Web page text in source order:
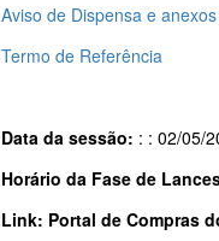
Aviso de Dispensa e anexos
Termo de Referência
Data da sessão: : : 02/05/
Horário da Fase de
Link: Portal de Compras